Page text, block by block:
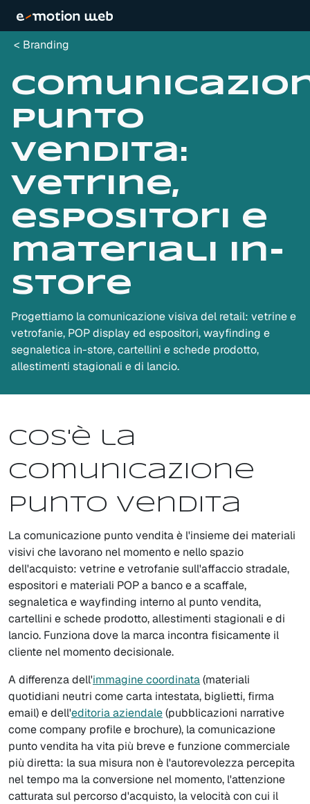
Branding
punto
vendita:
vetrine,
espositori e
materiali in-
store
Progettiamo la comunicazione visiva del retail: vetrine e
vetrofanie, POP display ed espositori, wayfinding e
segnaletica in-store, cartellini e schede prodotto,
allestimenti stagionali e di lancio.
Cos'è la
comunicazione
punto vendita
La comunicazione punto vendita è l'insieme dei materiali
visivi che lavorano nel momento e nello spazio
dell'acquisto: vetrine e vetrofanie sull'affaccio stradale,
espositori e materiali POP a banco e a scaffale,
segnaletica e wayfinding interno al punto vendita,
cartellini e schede prodotto, allestimenti stagionali e di
lancio. Funziona dove la marca incontra fisicamente il
cliente nel momento decisionale.
A differenza dell'immagine coordinata(materiali
quotidiani neutri come carta intestata, biglietti, firma
email) e dell'editoria aziendale(pubblicazioni narrative
come company profile e brochure), la comunicazione
punto vendita ha vita più breve e funzione commerciale
più diretta: la sua misura non è l'autorevolezza percepita
nel tempo ma la conversione nel momento, l'attenzione
catturata sul percorso d'acquisto, la velocità con cui il